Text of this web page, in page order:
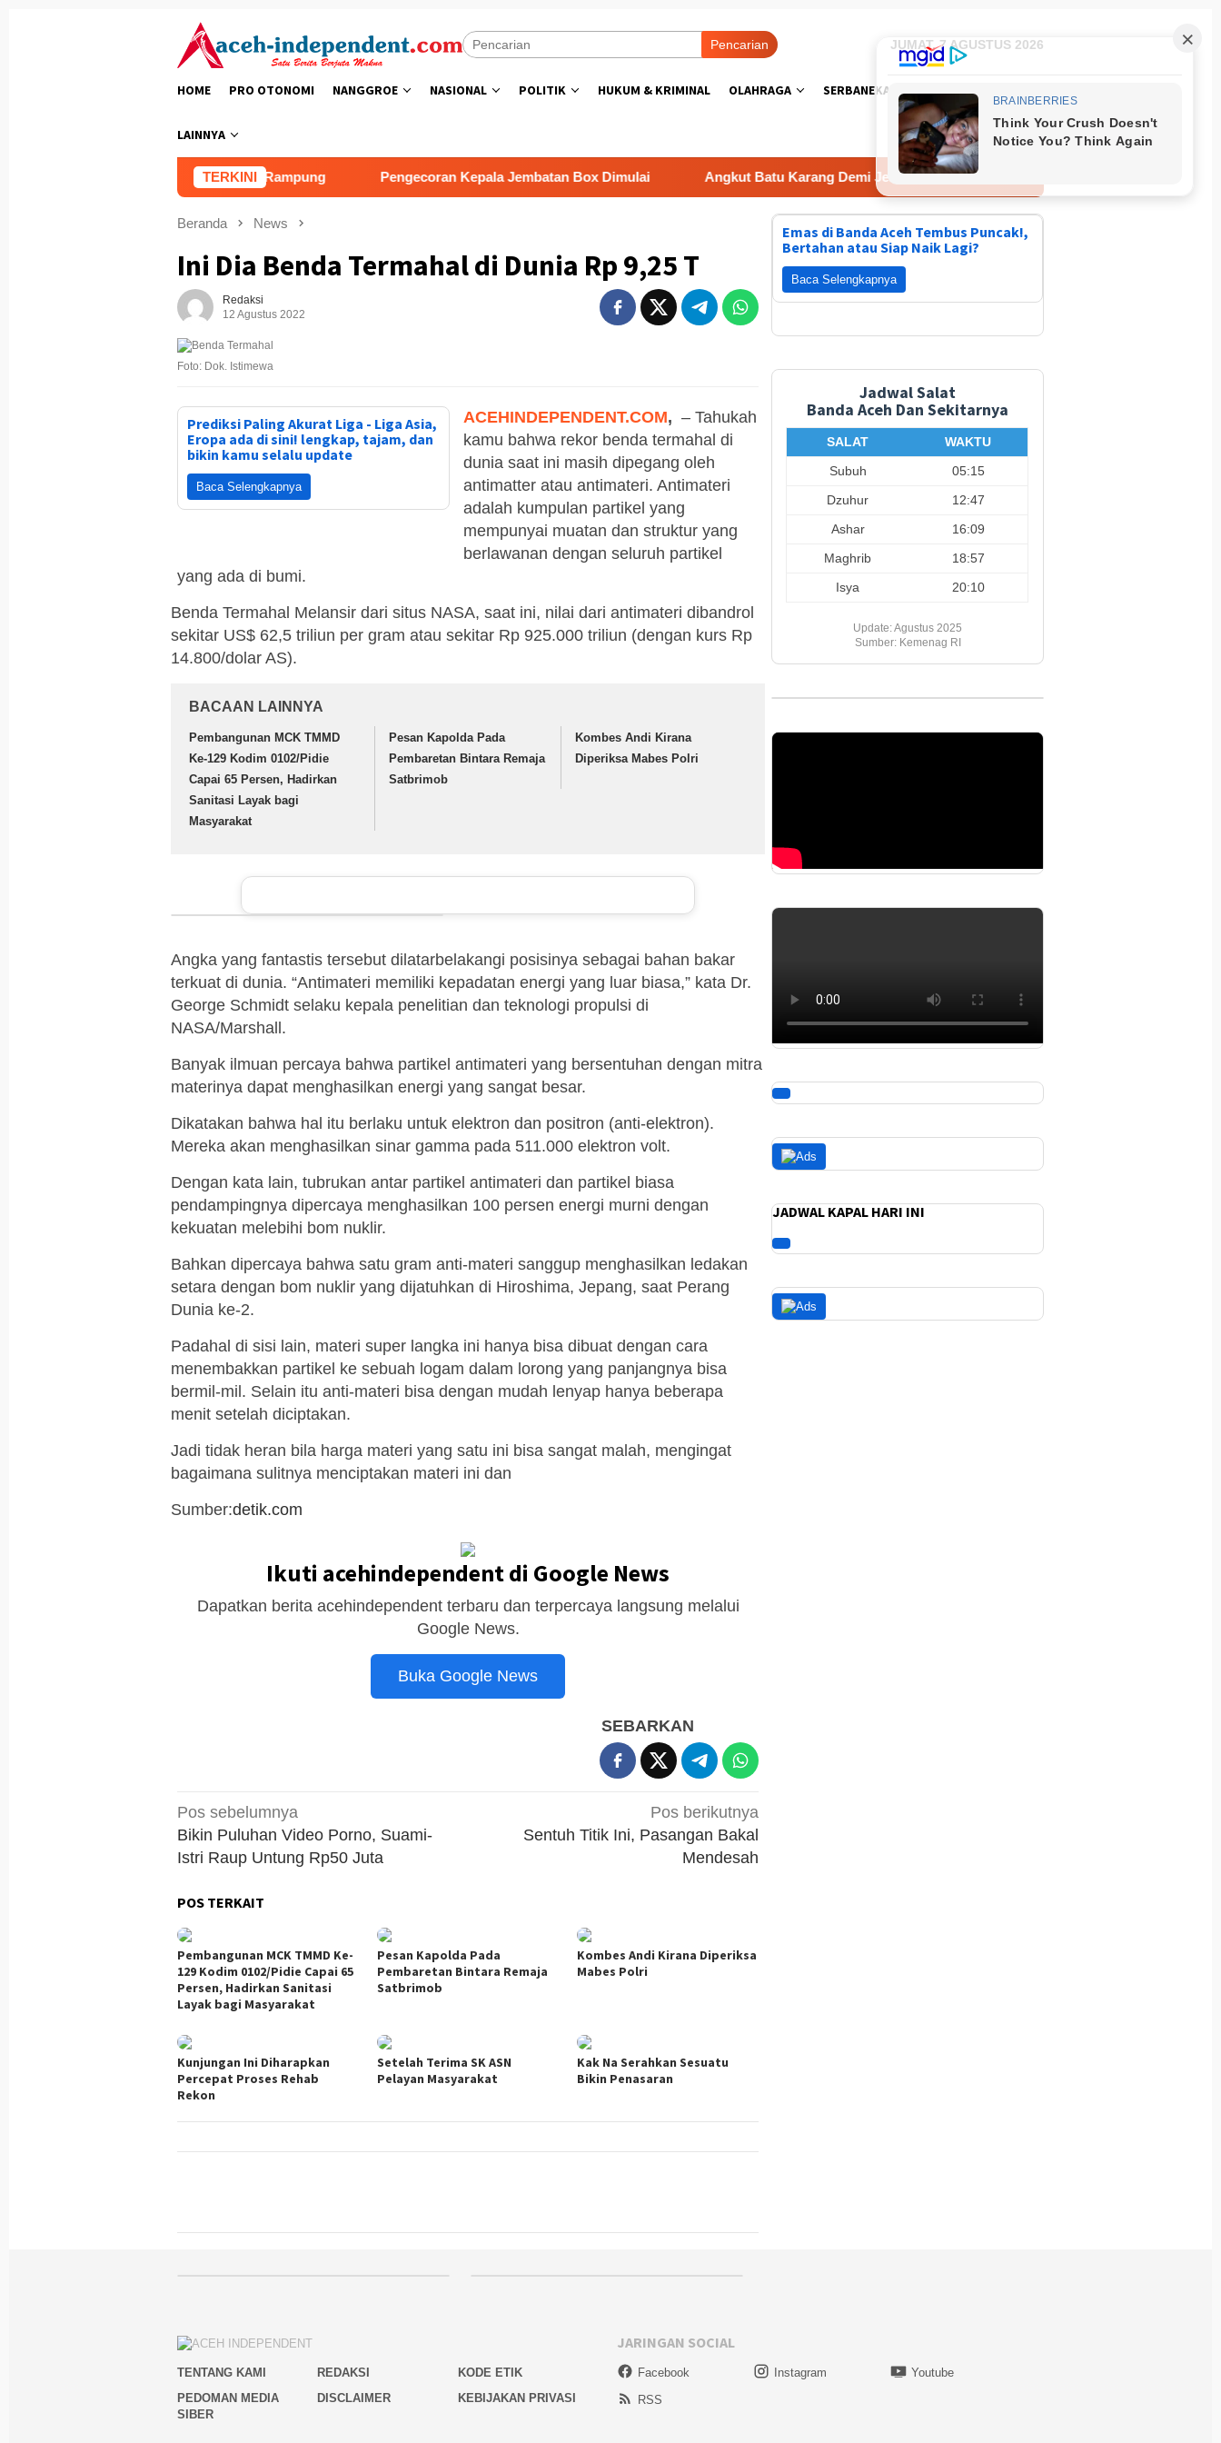
Pencarian JUMAT, 7 AGUSTUS 2026
HOME PRO OTONOMI NANGGROE NASIONAL POLITIK HUKUM & KRIMINAL OLAHRAGA SERBANEKA FOTO
LAINNYA
TERKINI
Rumah Impian Hampir Rampung Pengecoran Kepala Jembatan Box Dimulai Angkut Batu Karang Demi Jembatan
Beranda News
Ini Dia Benda Termahal di Dunia Rp 9,25 T
Redaksi
12 Agustus 2022
Foto: Dok. Istimewa
Prediksi Paling Akurat Liga - Liga Asia,
Eropa ada di sini! lengkap, tajam, dan
bikin kamu selalu update
Baca Selengkapnya
ACEHINDEPENDENT.COM, – Tahukah
kamu bahwa rekor benda termahal di
dunia saat ini masih dipegang oleh
antimatter atau antimateri. Antimateri
adalah kumpulan partikel yang
mempunyai muatan dan struktur yang
berlawanan dengan seluruh partikel
yang ada di bumi.
Benda Termahal Melansir dari situs NASA, saat ini, nilai dari antimateri dibandrol
sekitar US$ 62,5 triliun per gram atau sekitar Rp 925.000 triliun (dengan kurs Rp
14.800/dolar AS).
BACAAN LAINNYA
Pembangunan MCK TMMD
Ke-129 Kodim 0102/Pidie
Capai 65 Persen, Hadirkan
Sanitasi Layak bagi
Masyarakat
Pesan Kapolda Pada
Pembaretan Bintara Remaja
Satbrimob
Kombes Andi Kirana
Diperiksa Mabes Polri
Angka yang fantastis tersebut dilatarbelakangi posisinya sebagai bahan bakar
terkuat di dunia. “Antimateri memiliki kepadatan energi yang luar biasa,” kata Dr.
George Schmidt selaku kepala penelitian dan teknologi propulsi di
NASA/Marshall.
Banyak ilmuan percaya bahwa partikel antimateri yang bersentuhan dengan mitra
materinya dapat menghasilkan energi yang sangat besar.
Dikatakan bahwa hal itu berlaku untuk elektron dan positron (anti-elektron).
Mereka akan menghasilkan sinar gamma pada 511.000 elektron volt.
Dengan kata lain, tubrukan antar partikel antimateri dan partikel biasa
pendampingnya dipercaya menghasilkan 100 persen energi murni dengan
kekuatan melebihi bom nuklir.
Bahkan dipercaya bahwa satu gram anti-materi sanggup menghasilkan ledakan
setara dengan bom nuklir yang dijatuhkan di Hiroshima, Jepang, saat Perang
Dunia ke-2.
Padahal di sisi lain, materi super langka ini hanya bisa dibuat dengan cara
menembakkan partikel ke sebuah logam dalam lorong yang panjangnya bisa
bermil-mil. Selain itu anti-materi bisa dengan mudah lenyap hanya beberapa
menit setelah diciptakan.
Jadi tidak heran bila harga materi yang satu ini bisa sangat malah, mengingat
bagaimana sulitnya menciptakan materi ini dan
Sumber:detik.com
Ikuti acehindependent di Google News
Dapatkan berita acehindependent terbaru dan terpercaya langsung melalui
Google News.
Buka Google News
SEBARKAN
Navigasi
pos
Pos sebelumnya
Bikin Puluhan Video Porno, Suami-
Istri Raup Untung Rp50 Juta
Pos berikutnya
Sentuh Titik Ini, Pasangan Bakal
Mendesah
POS TERKAIT
Pembangunan MCK TMMD Ke-
129 Kodim 0102/Pidie Capai 65
Persen, Hadirkan Sanitasi
Layak bagi Masyarakat
Pesan Kapolda Pada
Pembaretan Bintara Remaja
Satbrimob
Kombes Andi Kirana Diperiksa
Mabes Polri
Kunjungan Ini Diharapkan
Percepat Proses Rehab
Rekon
Setelah Terima SK ASN
Pelayan Masyarakat
Kak Na Serahkan Sesuatu
Bikin Penasaran
Emas di Banda Aceh Tembus Puncak!,
Bertahan atau Siap Naik Lagi?
Baca Selengkapnya
Jadwal Salat
Banda Aceh Dan Sekitarnya
SALAT
WAKTU
Subuh
05:15
Dzuhur
12:47
Ashar
16:09
Maghrib
18:57
Isya
20:10
Update: Agustus 2025
Sumber: Kemenag RI
JADWAL KAPAL HARI INI
TENTANG KAMI REDAKSI
KODE ETIK
PEDOMAN MEDIA
SIBER
DISCLAIMER KEBIJAKAN PRIVASI
JARINGAN SOCIAL
Facebook Instagram
Youtube
RSS